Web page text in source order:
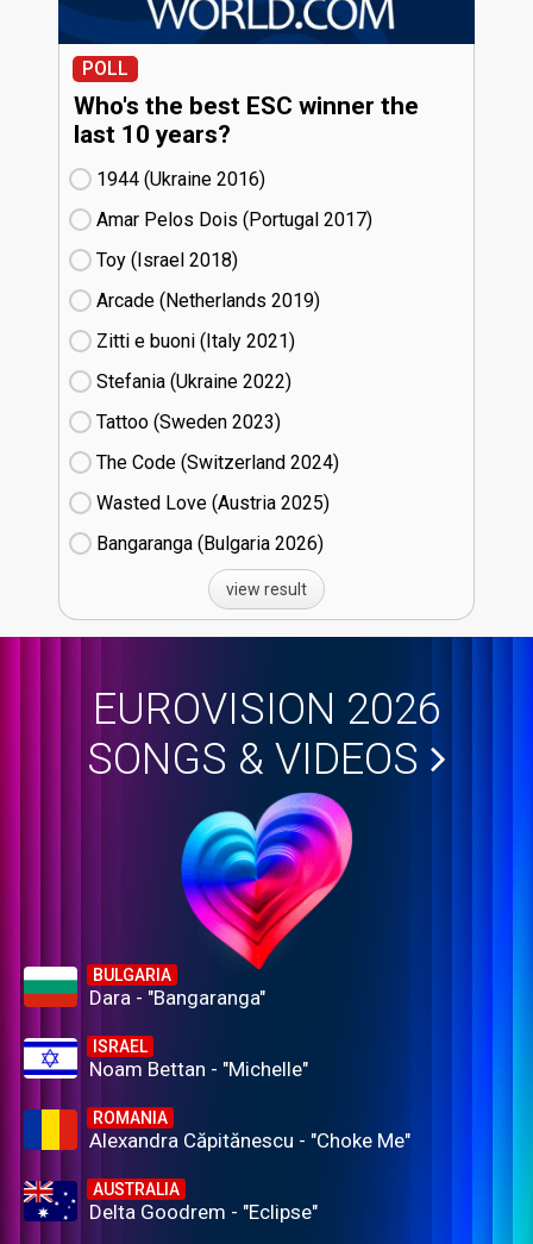
POLL
Who's the best ESC winner the
last 10 years?
1944 (Ukraine
16)
Amar Pelos Dois (Portugal
17)
Toy (Israel
18)
Arcade (Netherlands
19)
Zitti e buoni​ (Italy
21)
Stefania (Ukraine
22)
Tattoo (Sweden
23)
The Code (Switzerland
24)
Wasted Love (Austria
25)
Bangaranga (Bulgaria
26)
view result
EUROVISION 2026
SONGS & VIDEOS
BULGARIA
Dara - "Bangaranga"
ISRAEL
Noam Bettan - "Michelle"
ROMANIA
Alexandra Căpitănescu - "Choke Me"
AUSTRALIA
Delta Goodrem - "Eclipse"